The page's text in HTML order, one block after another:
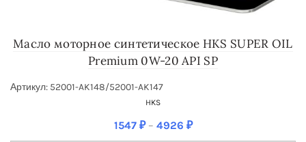
Масло моторное синте­тическое HKS SUPER OIL
Premium 0W-20 API SP
Артикул: 52001-AK148/52001-AK147
HKS
1547 ₽– 4926 ₽